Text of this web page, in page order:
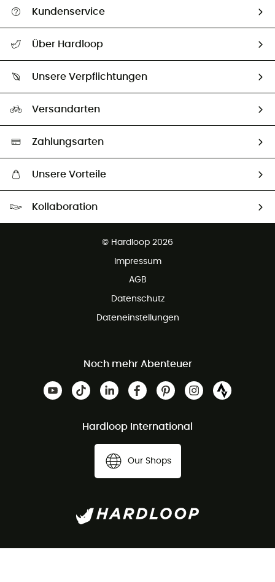
Kundenservice
Größentabelle
Vertrag widerrufen
Über Hardloop
Unsere Botschafter
Unsere Verpflichtungen
Auswahl an nachhaltigen Produkten
Versandarten
Zahlungsarten
Unsere Vorteile
Kollaboration
© Hardloop 2026
Impressum
AGB
Datenschutz
Dateneinstellungen
Noch mehr Abenteuer
Hardloop International
Our Shops